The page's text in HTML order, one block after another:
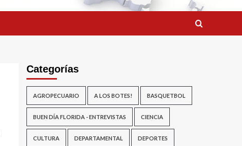
Categorías
AGROPECUARIO A LOS BOTES! BASQUETBOL
BUEN DÍA FLORIDA - ENTREVISTAS CIENCIA
CULTURA DEPARTAMENTAL DEPORTES